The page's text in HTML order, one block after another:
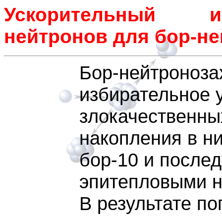
Ускорительный
нейтронов для бор-
Бор-
избирательное
накопления в
бор-10 и
эпитепловыми
В результате